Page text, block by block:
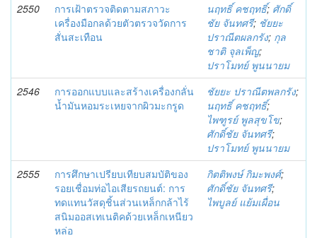
2550
การเฝ้าตรวจติดตามสภาวะ
เครื่องมือกลด้วยตัวตรวจวัดการ
สั่นสะเทือน
นฤทธิ์ คชฤทธิ์; ศักดิ์
ชัย จันทศรี; ชัยยะ
ปราณีตผลกรัง; กุล
ชาติ จุลเพ็ญ;
ปราโมทย์ พูนนายม
2546
การออกแบบและสร้างเครื่องกลั่น
น้ำมันหอมระเหยจากผิวมะกรูด
ชัยยะ ปราณีตพลกรัง;
นฤทธิ์ คชฤทธิ์;
ไพฑูรย์ พูลสุขโข;
ศักดิ์ชัย จันทศรี;
ปราโมทย์ พูนนายม
2555
การศึกษาเปรียบเทียบสมบัติของ
รอยเชื่อมท่อไอเสียรถยนต์: การ
ทดแทนวัสดุชิ้นส่วนเหล็กกล้าไร้
สนิมออสเทเนติคด้วยเหล็กเหนียว
หล่อ
กิตติพงษ์ กิมะพงศ์;
ศักดิ์ชัย จันทศรี;
ไพบูลย์ แย้มเผื่อน